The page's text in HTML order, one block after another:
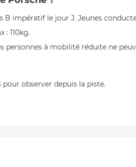
B impératif le jour J. Jeunes
: 110kg.
personnes à mobilité réduite ne
observer depuis la piste.